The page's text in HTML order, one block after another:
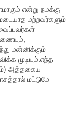
என்று நமக்கு
மற்றவர்களும்
மன்னிக்கும்
முடியும்.எந்த
அத்தகைய
மட்டுமே